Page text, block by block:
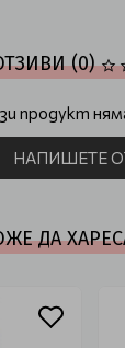
(0)
продукт
НАПИШЕТЕ
ДА